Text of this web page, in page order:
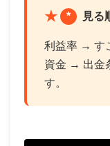
* 見る
利益率 → す
資金 → 出金
す。